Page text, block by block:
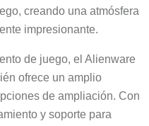
creando una atmósfera
impresionante.
de juego, el Alienware
ofrece un amplio
de ampliación. Con
y soporte para